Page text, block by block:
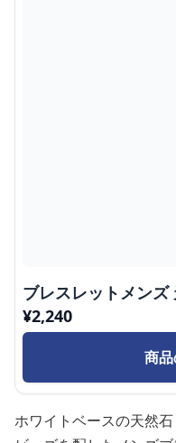
ブレスレットメン
¥2,240
商
ホワイトベースの天然